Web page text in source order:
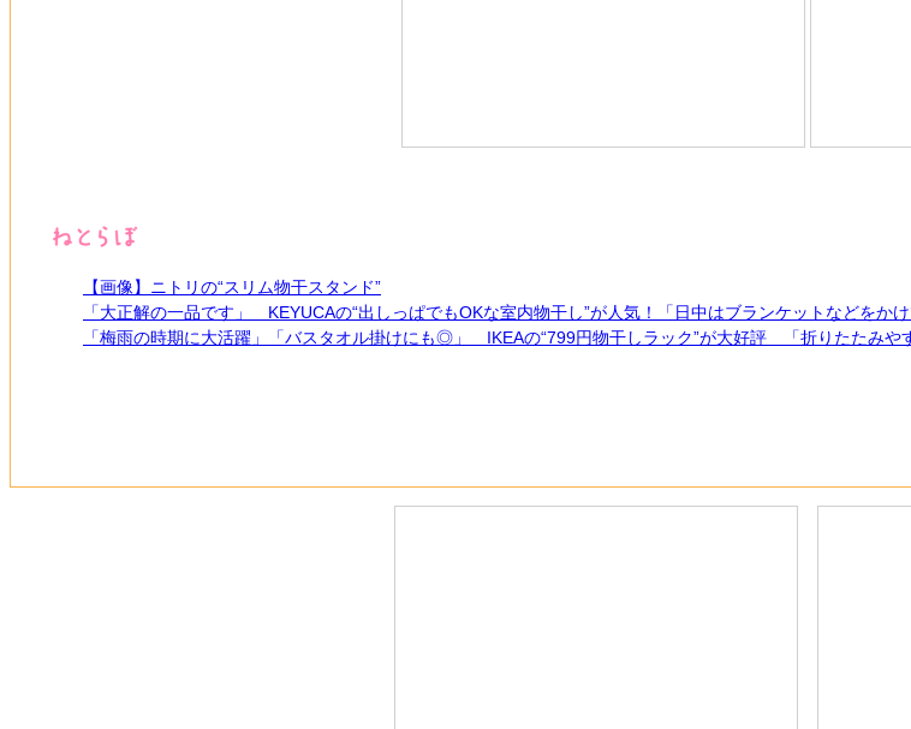
【画像】ニトリの“スリム物干スタンド”
「大正解の一品です」 KEYUCAの“出しっぱでもOKな室内物干し”が人気！「日中はブランケットなどをか
「梅雨の時期に大活躍」「バスタオル掛けにも◎」 IKEAの“799円物干しラック”が大好評 「折りたたみや